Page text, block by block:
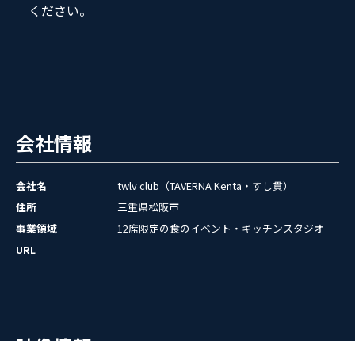
ください。
会社情報
会社名
twlv club（TAVERNA Kenta・すし貫）
住所
三重県松阪市
事業領域
12席限定の食のイベント・キッチンスタジオ
URL